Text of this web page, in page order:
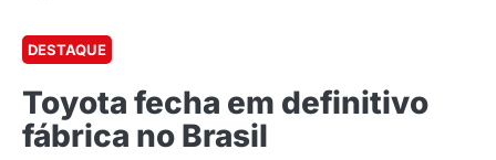
DESTAQUE
Toyota fecha em definitivo
fábrica no Brasil